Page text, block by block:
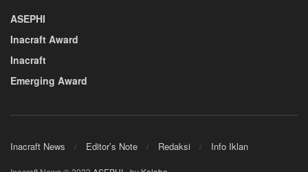
ASEPHI
Inacraft Award
Inacraft
Emerging Award
Inacraft News Editor’s Note Redaksi Info Iklan